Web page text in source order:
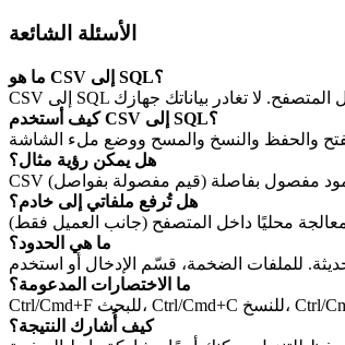
الأسئلة الشائعة
ما هو CSV إلى SQL؟
كيف أستخدم CSV إلى SQL؟
هل يمكن رؤية مثال؟
هل تُرفع ملفاتي إلى خادم؟
ما هي الحدود؟
ما الاختصارات المدعومة؟
كيف أُشارك النتيجة؟